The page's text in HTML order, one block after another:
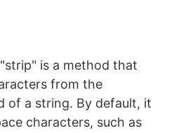
is a method that
from the
of a string. By default, it
characters, such as